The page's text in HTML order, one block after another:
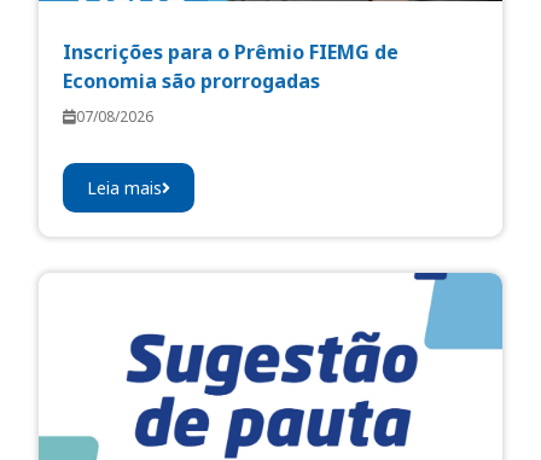
Inscrições para o Prêmio FIEMG de
Economia são prorrogadas
07/08/2026
Leia mais